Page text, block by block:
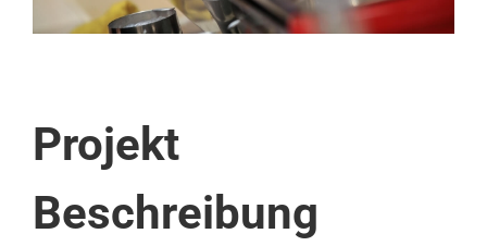
Projekt
Beschreibung